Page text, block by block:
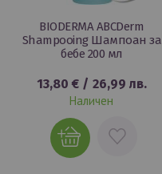
BIODERMA ABCDerm
Shampooing Шампоан за
бебе 200 мл
13,80 €/ 26,99 лв.
Наличен
ДОБАВИ